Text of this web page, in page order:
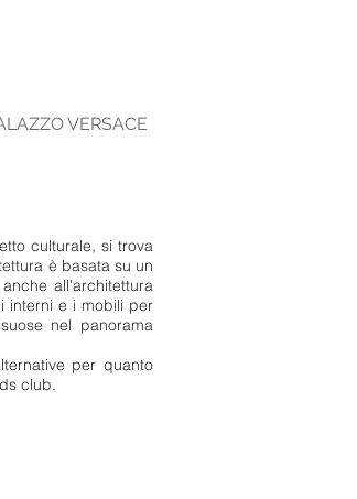
VERSACE
culturale, si trova
è basata su un
all'architettura
interni e i mobili per
nel panorama
per quanto
club.